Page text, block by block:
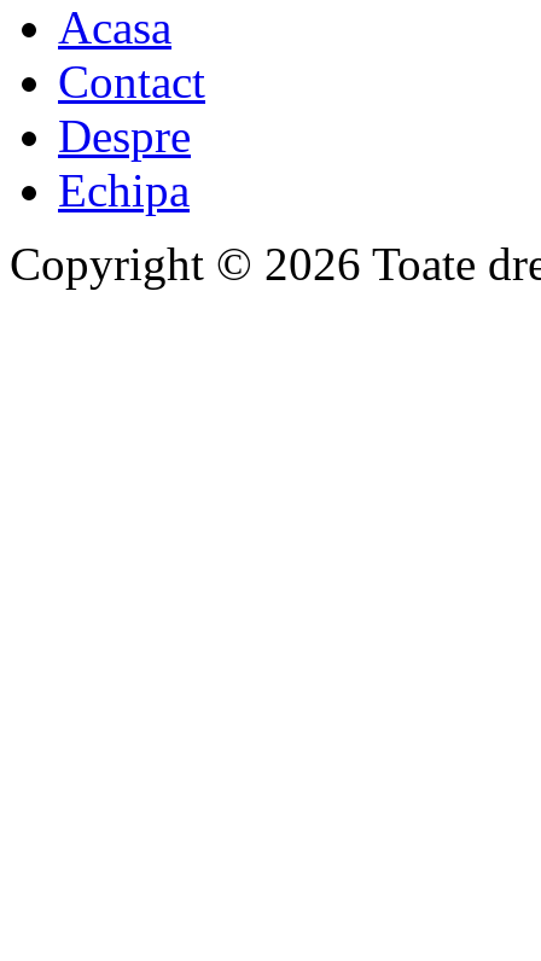
Acasa
Contact
Despre
Echipa
Copyright © 2026 Toate